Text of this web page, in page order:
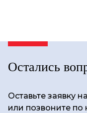
Остались
Оставьте заявку
или позвоните по